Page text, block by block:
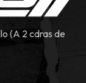
(A 2 cdras de